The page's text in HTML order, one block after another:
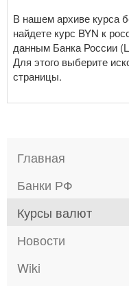
В нашем архиве курса
найдете курс BYN к
данным Банка России
Для этого выберите
страницы.
Главная
Банки РФ
Курсы валют
Новости
Wiki